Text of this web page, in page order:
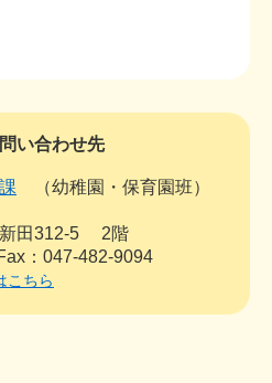
い合わせ先
幼稚園・保育園班
新田312-5 2階
：047-482-9094
こちら